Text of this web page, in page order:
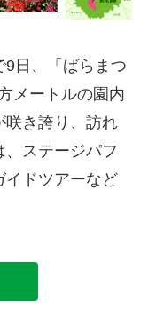
日、「ばらまつ
メートルの園内
咲き誇り、訪れ
ステージパフ
イドツアーなど